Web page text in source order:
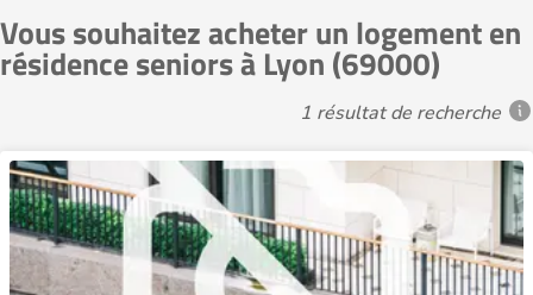
Vous souhaitez acheter un logement en
résidence seniors à Lyon (69000)
1 résultat de recherche